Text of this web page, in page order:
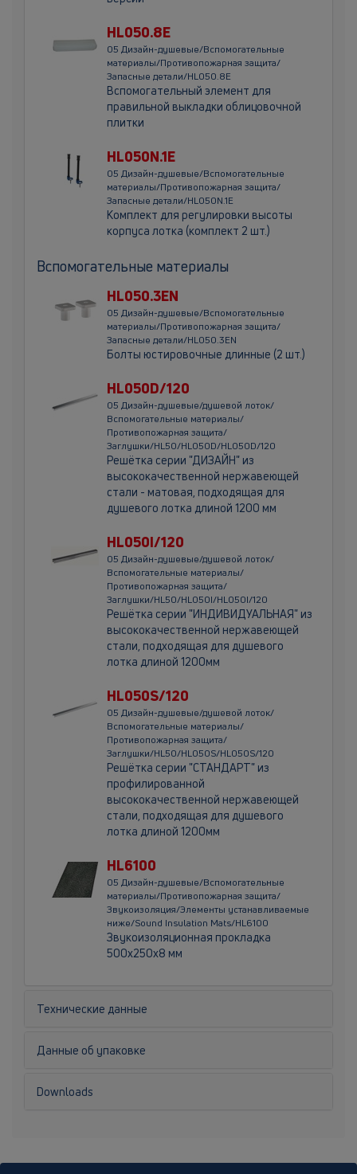
HL050.8E
05 Дизайн-душевые/Вспомогательные
материалы/Противопожарная защита/
Запасные детали/HL050.8E
Вспомогательный элемент для
правильной выкладки облицовочной
плитки
HL050N.1E
05 Дизайн-душевые/Вспомогательные
материалы/Противопожарная защита/
Запасные детали/HL050N.1E
Комплект для регулировки высоты
корпуса лотка (комплект 2 шт.)
Вспомогательные материалы
HL050.3EN
05 Дизайн-душевые/Вспомогательные
материалы/Противопожарная защита/
Запасные детали/HL050.3EN
Болты юстировочные длинные (2 шт.)
HL050D/120
05 Дизайн-душевые/душевой лоток/
Вспомогательные материалы/
Противопожарная защита/
Заглушки/HL50/HL050D/HL050D/120
Решётка серии "ДИЗАЙН" из
высококачественной нержавеющей
стали - матовая, подходящая для
душевого лотка длиной 1200 мм
HL050I/120
05 Дизайн-душевые/душевой лоток/
Вспомогательные материалы/
Противопожарная защита/
Заглушки/HL50/HL050I/HL050I/120
Решётка серии "ИНДИВИДУАЛЬНАЯ" из
высококачественной нержавеющей
стали, подходящая для душевого
лотка длиной 1200мм
HL050S/120
05 Дизайн-душевые/душевой лоток/
Вспомогательные материалы/
Противопожарная защита/
Заглушки/HL50/HL050S/HL050S/120
Решётка серии "СТАНДАРТ" из
профилированной
высококачественной нержавеющей
стали, подходящая для душевого
лотка длиной 1200мм
HL6100
05 Дизайн-душевые/Вспомогательные
материалы/Противопожарная защита/
Звукоизоляция/Элементы устанавливаемые
ниже/Sound Insulation Mats/HL6100
Звукоизоляционная прокладка
500х250х8 мм
Технические данные
Данные об упаковке
Downloads